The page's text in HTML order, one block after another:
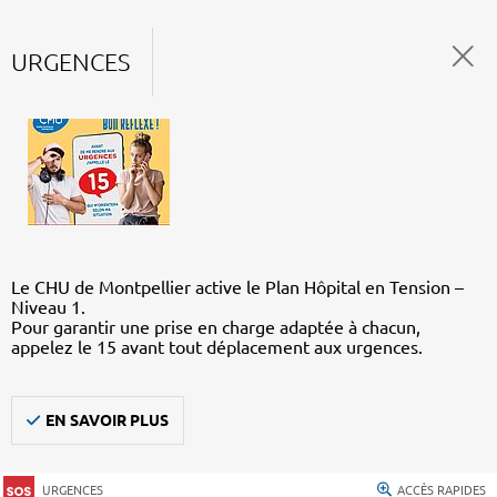
URGENCES
Le CHU de Montpellier active le Plan Hôpital en Tension –
Niveau 1.
Pour garantir une prise en charge adaptée à chacun,
appelez le 15 avant tout déplacement aux urgences.
EN SAVOIR PLUS
URGENCES ACCÈS RAPIDES